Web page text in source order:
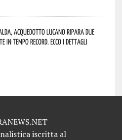
Acquedotto Lucano ripara due
in tempo record. Ecco i dettagli
iscritta al